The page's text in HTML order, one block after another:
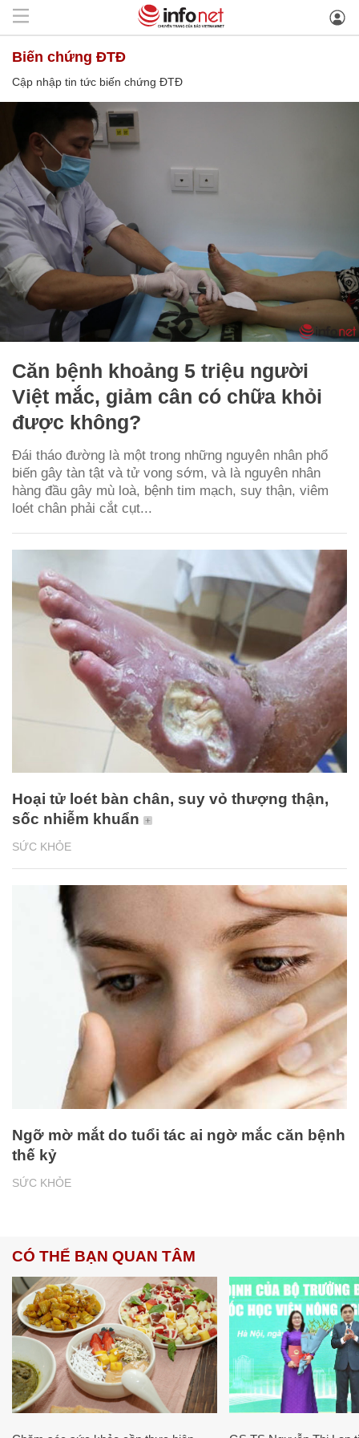
biến chứng ĐTĐ
Cập nhập tin tức biến chứng ĐTĐ
Căn bệnh khoảng 5 triệu người
Việt mắc, giảm cân có chữa khỏi
được không?
Đái tháo đường là một trong những nguyên nhân phổ
biến gây tàn tật và tử vong sớm, và là nguyên nhân
hàng đầu gây mù loà, bệnh tim mạch, suy thận, viêm
loét chân phải cắt cụt...
SỨC KHỎE
Hoại tử loét bàn chân, suy vỏ thượng thận,
sốc nhiễm khuẩn
SỨC KHỎE
Ngỡ mờ mắt do tuổi tác ai ngờ mắc căn bệnh
thế kỷ
CÓ THỂ BẠN QUAN TÂM